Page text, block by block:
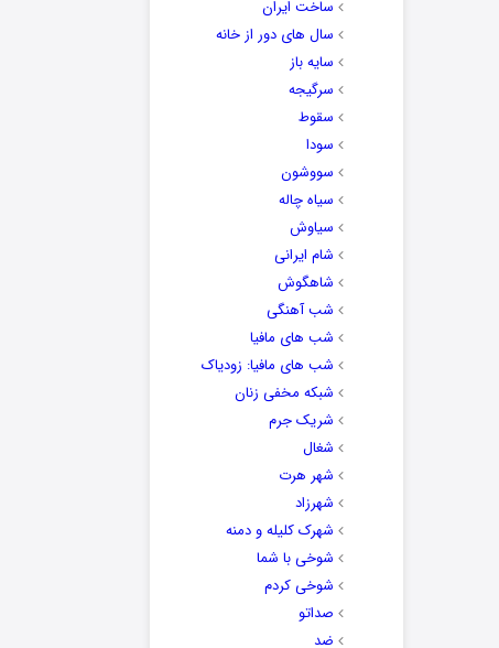
ساخت ایران
سال های دور از خانه
سایه باز
سرگیجه
سقوط
سودا
سووشون
سیاه چاله
سیاوش
شام ایرانی
شاهگوش
شب آهنگی
شب های مافیا
شب های مافیا: زودیاک
شبکه مخفی زنان
شریک جرم
شغال
شهر هرت
شهرزاد
شهرک کلیله و دمنه
شوخی با شما
شوخی کردم
صداتو
ضد